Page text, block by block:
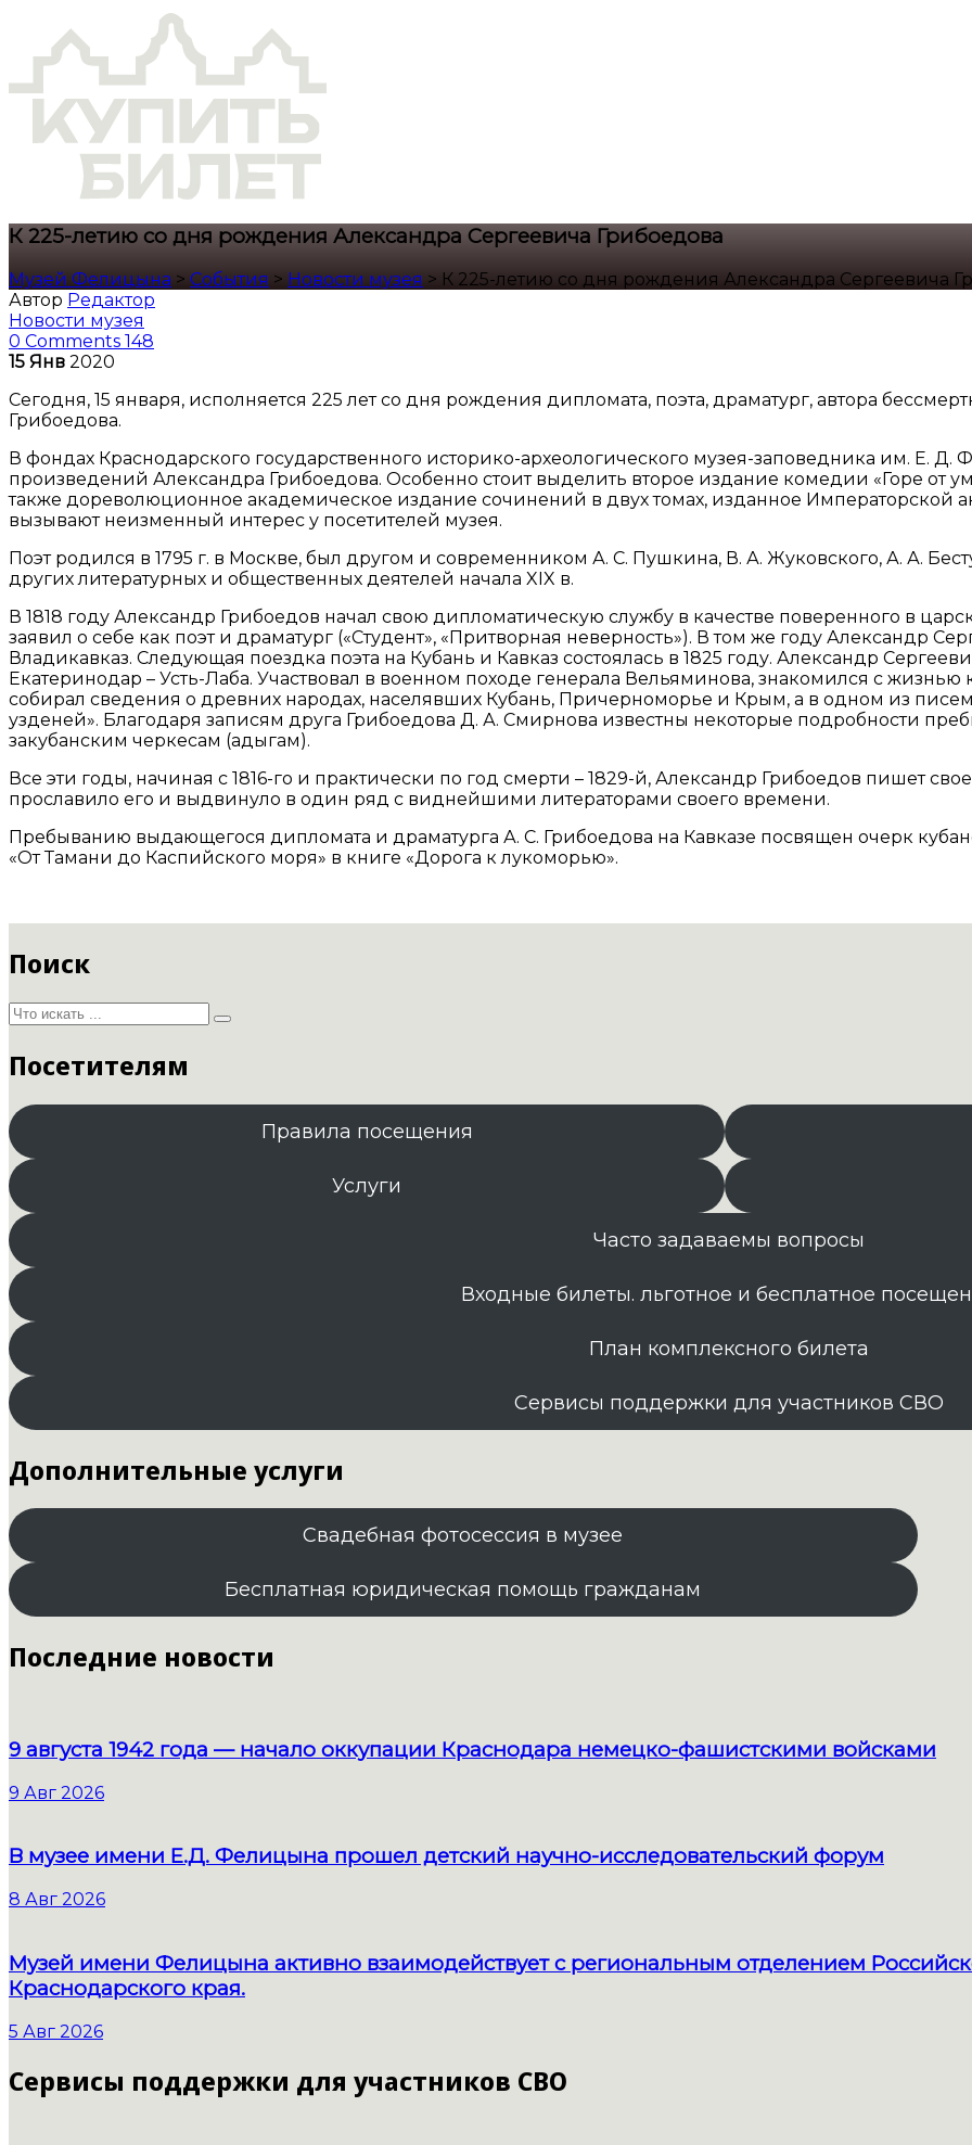
К 225-летию со дня рождения Александра Сергеевича Грибоедова
Музей Фелицына > События > Новости музея > К 225-летию со дня рождения Александра Сергеевича
Автор Редактор
Новости музея
0 Comments 148
15 Янв 2020
Сегодня, 15 января, исполняется 225 лет со дня рождения дипломата, поэта, драматург, автора
Грибоедова.
В фондах Краснодарского государственного историко-археологического музея-заповедника им. Е.
произведений Александра Грибоедова. Особенно стоит выделить второе издание комедии «Горе от
также дореволюционное академическое издание сочинений в двух томах, изданное Императорской
вызывают неизменный интерес у посетителей музея.
Поэт родился в 1795 г. в Москве, был другом и современником А. С. Пушкина, В. А. Жуковского, А. А.
других литературных и общественных деятелей начала XIX в.
В 1818 году Александр Грибоедов начал свою дипломатическую службу в качестве поверенного в
заявил о себе как поэт и драматург («Студент», «Притворная неверность»). В том же году Александр
Владикавказ. Следующая поездка поэта на Кубань и Кавказ состоялась в 1825 году. Александр
Екатеринодар – Усть-Лаба. Участвовал в военном походе генерала Вельяминова, знакомился с жизнью
собирал сведения о древних народах, населявших Кубань, Причерноморье и Крым, а в одном из
узденей». Благодаря записям друга Грибоедова Д. А. Смирнова известны некоторые подробности
закубанским черкесам (адыгам).
Все эти годы, начиная с 1816-го и практически по год смерти – 1829-й, Александр Грибоедов пишет
прославило его и выдвинуло в один ряд с виднейшими литераторами своего времени.
Пребыванию выдающегося дипломата и драматурга А. С. Грибоедова на Кавказе посвящен очерк
«От Тамани до Каспийского моря» в книге «Дорога к лукоморью».
Поиск
Посетителям
Правила посещения
Услуги
Часто задаваемы вопросы
Входные билеты. льготное и бесплатное
План комплексного билета
Сервисы поддержки для участников СВО
Дополнительные услуги
Свадебная фотосессия в музее
Бесплатная юридическая помощь гражданам
Последние новости
9 августа 1942 года — начало оккупации Краснодара немецко-фашистскими войсками
9 Авг 2026
В музее имени Е.Д. Фелицына прошел детский научно-исследовательский форум
8 Авг 2026
Музей имени Фелицына активно взаимодействует с региональным отделением
Краснодарского края.
5 Авг 2026
Сервисы поддержки для участников СВО